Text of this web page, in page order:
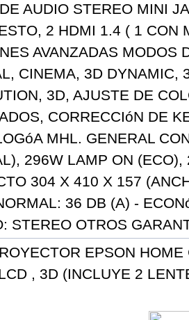
AUDIO STEREO MINI
2 HDMI 1.4 ( 1 CON
AVANZADAS MODOS
CINEMA, 3D DYNAMIC,
3D, AJUSTE DE
CORRECCIóN DE
MHL. GENERAL
296W LAMP ON
304 X 410 X 157
36 DB (A) -
STEREO OTROS
EPSON
, 3D (INCLUYE 2